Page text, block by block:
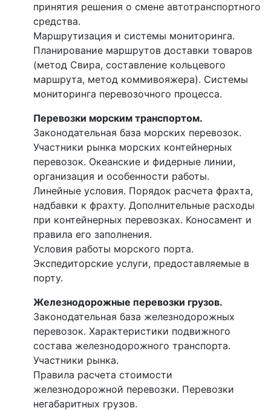
принятия решения о смене автотранспортного
средства.
Маршрутизация и системы мониторинга.
Планирование маршрутов доставки товаров
(метод Свира, составление кольцевого
маршрута, метод коммивояжера). Системы
мониторинга перевозочного процесса.
Перевозки морским транспортом.
Законодательная база морских перевозок.
Участники рынка морских контейнерных
перевозок. Океанские и фидерные линии,
организация и особенности работы.
Линейные условия. Порядок расчета фрахта,
надбавки к фрахту. Дополнительные расходы
при контейнерных перевозках. Коносамент и
правила его заполнения.
Условия работы морского порта.
Экспедиторские услуги, предоставляемые в
порту.
Железнодорожные перевозки грузов.
Законодательная база железнодорожных
перевозок. Характеристики подвижного
состава железнодорожного транспорта.
Участники рынка.
Правила расчета стоимости
железнодорожной перевозки. Перевозки
негабаритных грузов.